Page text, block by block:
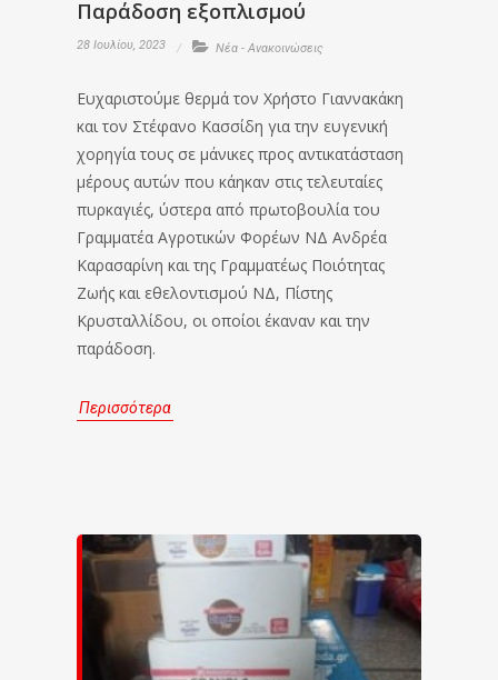
Παράδοση εξοπλισμού
28 Ιουλίου, 2023 Νέα - Ανακοινώσεις
Ευχαριστούμε θερμά τον Χρήστο Γιαννακάκη
και τον Στέφανο Κασσίδη για την ευγενική
χορηγία τους σε μάνικες προς αντικατάσταση
μέρους αυτών που κάηκαν στις τελευταίες
πυρκαγιές, ύστερα από πρωτοβουλία του
Γραμματέα Αγροτικών Φορέων ΝΔ Ανδρέα
Καρασαρίνη και της Γραμματέως Ποιότητας
Ζωής και εθελοντισμού ΝΔ, Πίστης
Κρυσταλλίδου, οι οποίοι έκαναν και την
παράδοση.
Περισσότερα